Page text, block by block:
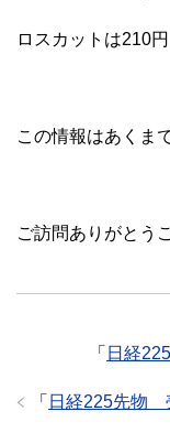
ロスカットは210円
この情報はあくま
ご訪問ありがとう
「 日経
「 日経225先物